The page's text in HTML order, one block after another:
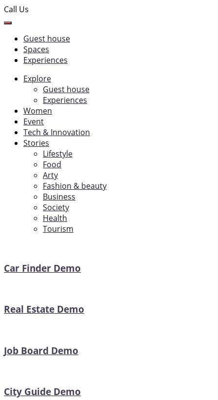
Call Us
Guest house
Spaces
Experiences
Explore
Guest house
Experiences
Women
Event
Tech & Innovation
Stories
Lifestyle
Food
Arty
Fashion & beauty
Business
Society
Health
Tourism
Car Finder Demo
Real Estate Demo
Job Board Demo
City Guide Demo